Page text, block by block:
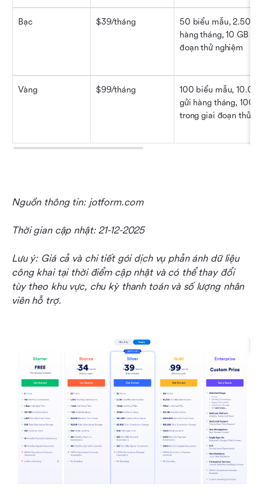
Bạc $39/tháng
50 biểu mẫu, 2.500
hàng tháng, 10 GB
đoạn thử nghiệm
Vàng $99/tháng
100 biểu mẫu,
gửi hàng tháng, 100
trong giai đoạn thử
Nguồn thông tin: jotform.com
Thời gian cập nhật: 21-12-2025
Lưu ý: Giá cả và chi tiết gói dịch vụ phản ánh dữ liệu
công khai tại thời điểm cập nhật và có thể thay đổi
tùy theo khu vực, chu kỳ thanh toán và số lượng nhân
viên hỗ trợ.